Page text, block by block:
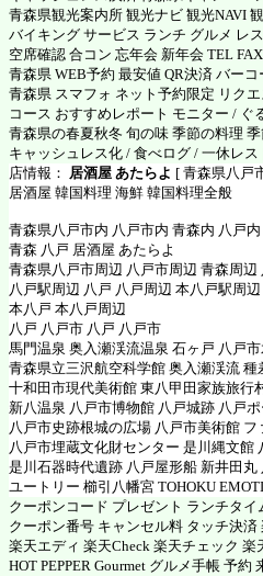
青森県観光案内所 観光ナビ 観光NAVI
バイキング サービス ランチ グルメ レ
空席確認 合コン 忘年会 新年会 TEL
青森県 WEB予約 最安値 QR決済 バー
青森県 スマフォ ネット予約限定 リク
コース おすすめレポート モニター / ぐ
青森県の春夏秋冬 旬の味 季節の料理
キャッシュレス化 / 食べログ / 一休レ
店情報： 居酒屋 あたらよ [ 青森県八戸
居酒屋 韓国料理 海鮮 韓国料理全般
青森県八戸市内 八戸市内 青森内 八戸内
青森 八戸 居酒屋 あたらよ
青森県八戸市周辺 八戸市周辺 青森周辺
八戸駅周辺 八戸 八戸周辺 本八戸駅周辺
本八戸 本八戸周辺
八戸 八戸市 八戸 八戸市
馬門温泉 奥入瀬渓流温泉 石ヶ戸 八戸
青森県立三沢航空科学館 奥入瀬渓流
十和田市現代美術館 東八甲田家族旅行
新八温泉 八戸市博物館 八戸城跡 八戸
八戸市史跡根城の広場 八戸市美術館
八戸市埋蔵文化財センター 是川縄文館
是川石器時代遺跡 八戸屋形船 新井田
ユートリー 櫛引八幡宮 TOHOKU
クーポンコード プレゼント ランチタ
クーポン番号 キャンセル料 タッチ決
楽天エディ 楽天Check 楽天チェック 楽
HOT PEPPER Gourmet グルメ手帳 予